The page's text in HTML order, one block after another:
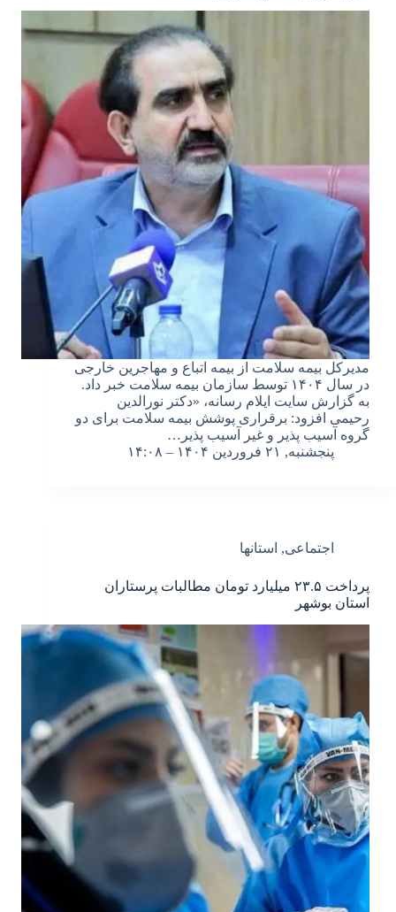
مدیرکل بیمه سلامت از بیمه اتباع و مهاجرین خارجی
در سال ۱۴۰۴ توسط سازمان بیمه سلامت خبر داد.
به گزارش سایت ایلام رسانه، «دکتر نورالدین
رحیمی افزود: برقراری پوشش بیمه سلامت برای دو
گروه آسیب پذیر و غیر آسیب پذیر…
پنجشنبه, ۲۱ فروردین ۱۴۰۴ – ۱۴:۰۸
اجتماعی, استانها
پرداخت ۲۳.۵ میلیارد تومان مطالبات پرستاران
استان بوشهر